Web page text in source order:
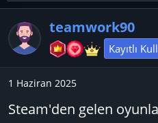
n
u
u
a
ş
ş
l
a
n
ç
teamwork90
Kayıtlı
1 Haziran 2025
Steam'den gelen